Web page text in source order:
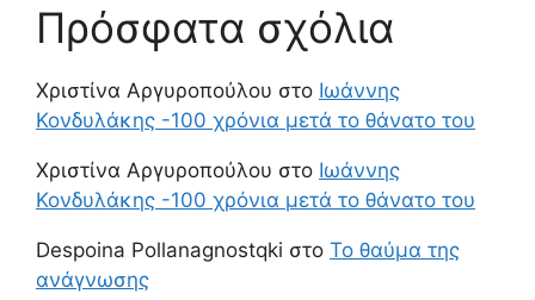
Πρόσφατα σχόλια
Χριστίνα Αργυροπούλου στο Ιωάννης
Κονδυλάκης -100 χρόνια μετά το θάνατο του
Χριστίνα Αργυροπούλου στο Ιωάννης
Κονδυλάκης -100 χρόνια μετά το θάνατο του
Despoina Pollanagnostqki στο Το θαύμα της
ανάγνωσης